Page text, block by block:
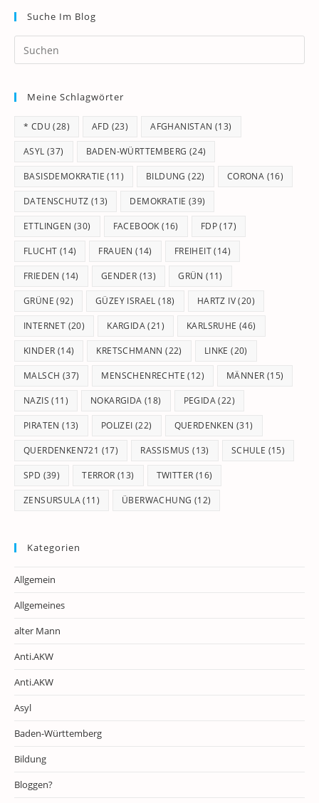
Suche Im Blog
Meine Schlagwörter
* CDU (28) AFD (23) AFGHANISTAN (13)
ASYL (37) BADEN-WÜRTTEMBERG (24)
BASISDEMOKRATIE (11) BILDUNG (22) CORONA (16)
DATENSCHUTZ (13) DEMOKRATIE (39)
ETTLINGEN (30) FACEBOOK (16) FDP(17)
FLUCHT (14) FRAUEN (14) FREIHEIT(14)
FRIEDEN (14) GENDER (13) GRÜN (11)
GRÜNE (92) GÜZEY ISRAEL (18) HARTZ IV(20)
INTERNET (20) KARGIDA(21) KARLSRUHE (46)
KINDER (14) KRETSCHMANN (22) LINKE (20)
MALSCH (37) MENSCHENRECHTE (12) MÄNNER (15)
NAZIS (11) NOKARGIDA (18) PEGIDA(22)
PIRATEN (13) POLIZEI (22) QUERDENKEN (31)
QUERDENKEN721 (17) RASSISMUS (13) SCHULE (15)
SPD (39) TERROR (13) TWITTER (16)
ZENSURSULA(11) ÜBERWACHUNG (12)
Kategorien
Allgemein
Allgemeines
alter Mann
Anti.AKW
Anti.AKW
Asyl
Baden-Württemberg
Bildung
Bloggen?